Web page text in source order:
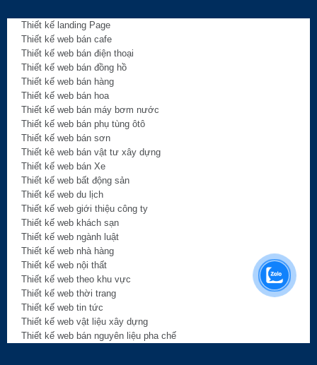
Thiết kế landing Page
Thiết kế web bán cafe
Thiết kế web bán điện thoại
Thiết kế web bán đồng hồ
Thiết kế web bán hàng
Thiết kế web bán hoa
Thiết kế web bán máy bơm nước
Thiết kế web bán phụ tùng ôtô
Thiết kế web bán sơn
Thiết kê web bán vật tư xây dựng
Thiết kế web bán Xe
Thiết kế web bất động sản
Thiết kế web du lịch
Thiết kế web giới thiệu công ty
Thiết kế web khách sạn
Thiết kế web ngành luật
Thiết kế web nhà hàng
Thiết kế web nội thất
Thiết kế web theo khu vực
Thiết kế web thời trang
Thiết kế web tin tức
Thiết kế web vật liệu xây dựng
Thiết kế web bán nguyên liệu pha chế